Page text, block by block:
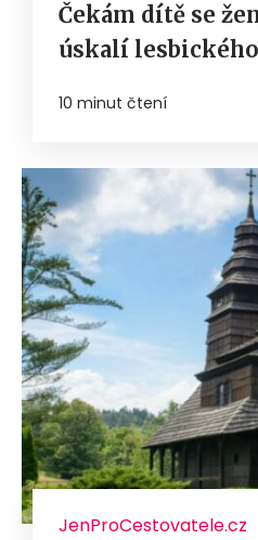
Čekám dítě se
úskalí
10 minut čtení
JenProCestovatele.cz